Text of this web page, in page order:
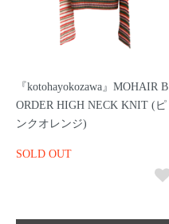
『kotohayokozawa』MOHAIR B
ORDER HIGH NECK KNIT (ピ
ンクオレンジ)
SOLD OUT